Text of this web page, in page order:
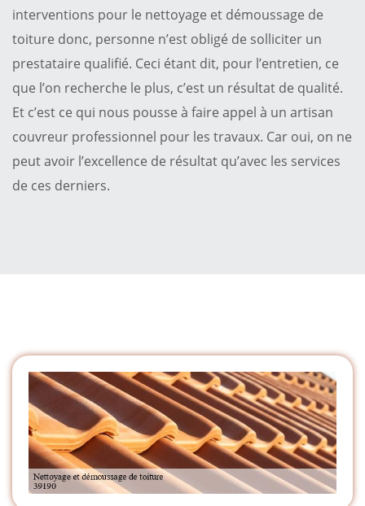
interventions pour le nettoyage et démoussage de
toiture donc, personne n’est obligé de solliciter un
prestataire qualifié. Ceci étant dit, pour l’entretien, ce
que l’on recherche le plus, c’est un résultat de qualité.
Et c’est ce qui nous pousse à faire appel à un artisan
couvreur professionnel pour les travaux. Car oui, on ne
peut avoir l’excellence de résultat qu’avec les services
de ces derniers.